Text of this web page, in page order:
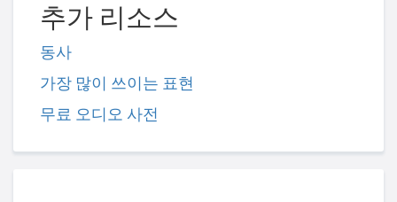
추가 리소스
동사
가장 많이 쓰이는 표현
무료 오디오 사전